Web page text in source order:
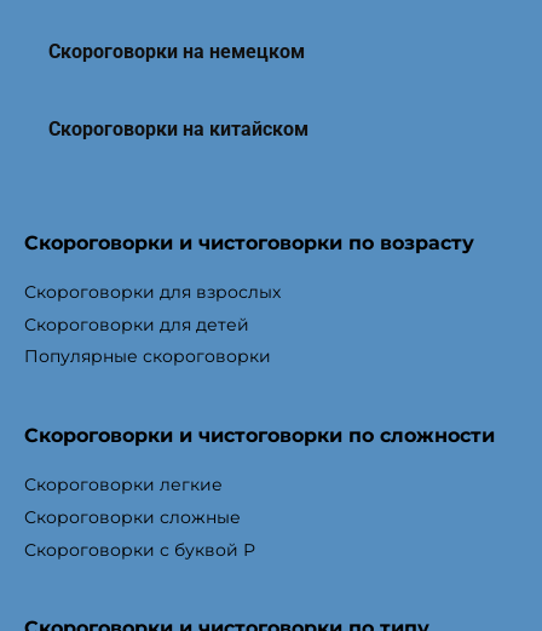
Скороговорки на немецком
Скороговорки на китайском
Скороговорки и чистоговорки по возрасту
Скороговорки для взрослых
Скороговорки для детей
Популярные скороговорки
Скороговорки и чистоговорки по сложности
Скороговорки легкие
Скороговорки сложные
Скороговорки с буквой Р